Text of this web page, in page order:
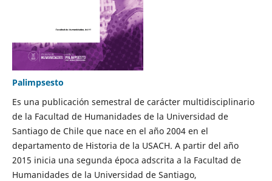
Palimpsesto
Es una publicación semestral de carácter multidisciplinario
de la Facultad de Humanidades de la Universidad de
Santiago de Chile que nace en el año 2004 en el
departamento de Historia de la USACH. A partir del año
2015 inicia una segunda época adscrita a la Facultad de
Humanidades de la Universidad de Santiago,